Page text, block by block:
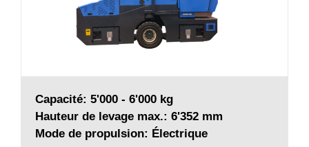
Capacité: 5'000 - 6'000 kg
Hauteur de levage max.: 6'352 mm
Mode de propulsion: Électrique